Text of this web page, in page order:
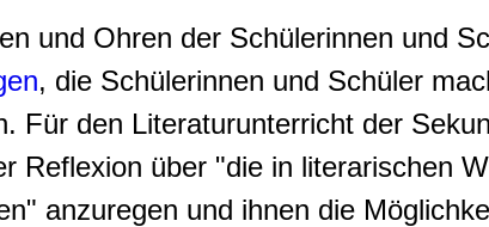
und Ohren der Schülerinnen und
, die Schülerinnen und Schüler
Für den Literaturunterricht der
Reflexion über "die in literarischen
anzuregen und ihnen die